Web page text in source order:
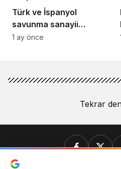
Türk ve İspanyol
savunma sanayii
güçlerini birleştiriyor
1 ay önce
Tekrar